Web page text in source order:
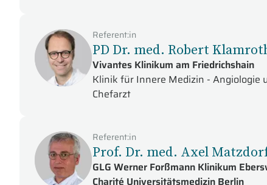
Referent:in
PD Dr. med. Robert
Vivantes Klinikum am Friedrichshain
Klinik für Innere Medizin - Angiologie
Chefarzt
Referent:in
Prof. Dr. med. Axel
GLG Werner Forßmann Klinikum
Charité Universitätsmedizin Berlin